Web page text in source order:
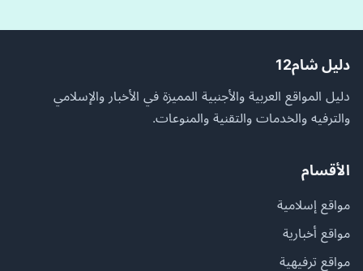
دليل شام12
دليل المواقع العربية والأجنبية المميزة في الأخبار والإسلامي
والترفيه والخدمات والتقنية والمنوعات.
الأقسام
مواقع إسلامية
مواقع أخبارية
مواقع ترفيهية